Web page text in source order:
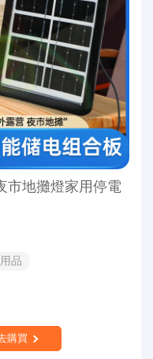
市地攤燈家用停電
品
購買